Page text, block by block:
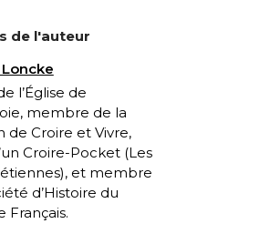
de l'auteur
l’Église de
membre de la
de Croire et Vivre,
Croire-Pocket (Les
), et membre
d’Histoire du
Français.